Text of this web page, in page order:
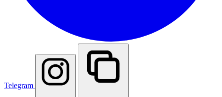
Telegram